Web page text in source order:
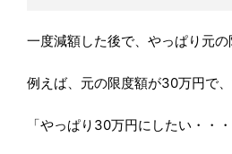
一度減額した後で、やっぱり元
例えば、元の限度額が30万円で
「やっぱり30万円にしたい・・